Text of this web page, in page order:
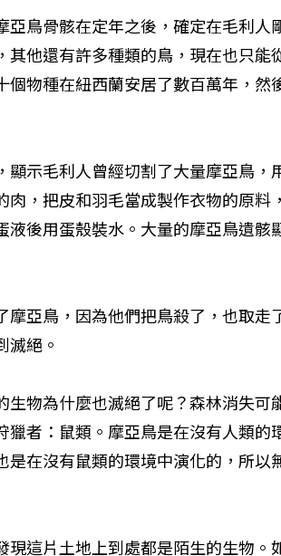
亞鳥骨骸在定年之後，確定在毛利人
他還有許多種類的鳥，現在也只能
物種在紐西蘭安居了數百萬年，然
示毛利人曾經切割了大量摩亞鳥，
，把皮和羽毛當成製作衣物的原料
後用蛋殼裝水。大量的摩亞鳥遺骸
摩亞鳥，因為他們把鳥殺了，也取走
滅絕。
物為什麼也滅絕了呢？森林消失可
者：鼠類。摩亞鳥是在沒有人類的
在沒有鼠類的環境中演化的，所以
現這片土地上到處都是陌生的生物。